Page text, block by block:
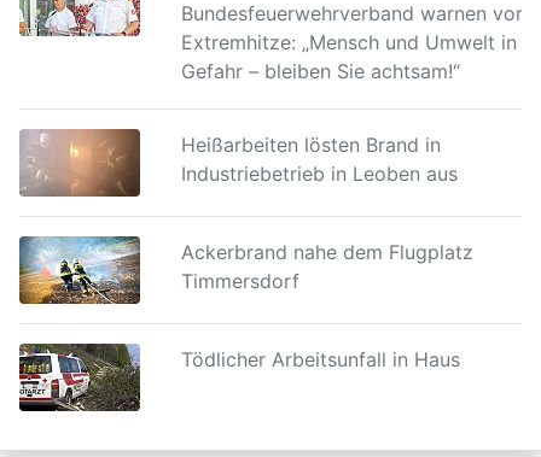
Bundesfeuerwehrverband warnen vor
Extremhitze: „Mensch und Umwelt in
Gefahr – bleiben Sie achtsam!“
Heißarbeiten lösten Brand in
Industriebetrieb in Leoben aus
Ackerbrand nahe dem Flugplatz
Timmersdorf
Tödlicher Arbeitsunfall in Haus